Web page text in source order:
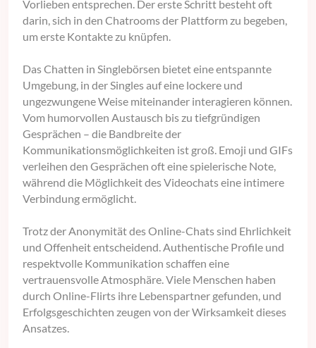
Vorlieben entsprechen. Der erste Schritt besteht oft
darin, sich in den Chatrooms der Plattform zu begeben,
um erste Kontakte zu knüpfen.
Das Chatten in Singlebörsen bietet eine entspannte
Umgebung, in der Singles auf eine lockere und
ungezwungene Weise miteinander interagieren können.
Vom humorvollen Austausch bis zu tiefgründigen
Gesprächen – die Bandbreite der
Kommunikationsmöglichkeiten ist groß. Emoji und GIFs
verleihen den Gesprächen oft eine spielerische Note,
während die Möglichkeit des Videochats eine intimere
Verbindung ermöglicht.
Trotz der Anonymität des Online-Chats sind Ehrlichkeit
und Offenheit entscheidend. Authentische Profile und
respektvolle Kommunikation schaffen eine
vertrauensvolle Atmosphäre. Viele Menschen haben
durch Online-Flirts ihre Lebenspartner gefunden, und
Erfolgsgeschichten zeugen von der Wirksamkeit dieses
Ansatzes.